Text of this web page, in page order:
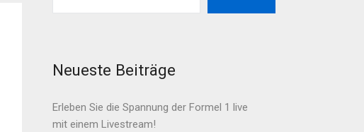
Neueste Beiträge
Erleben Sie die Spannung der Formel 1 live
mit einem Livestream!